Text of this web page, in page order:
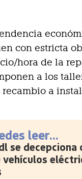
con estricta
hora de la
a los
a
leer...
se decepciona